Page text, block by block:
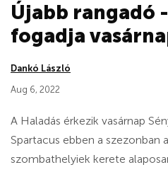
Újabb rangadó
fogadja
Dankó László
Aug 6, 2022
A Haladás érkezik vasárnap
Spartacus ebben a szezonban
szombathelyiek kerete